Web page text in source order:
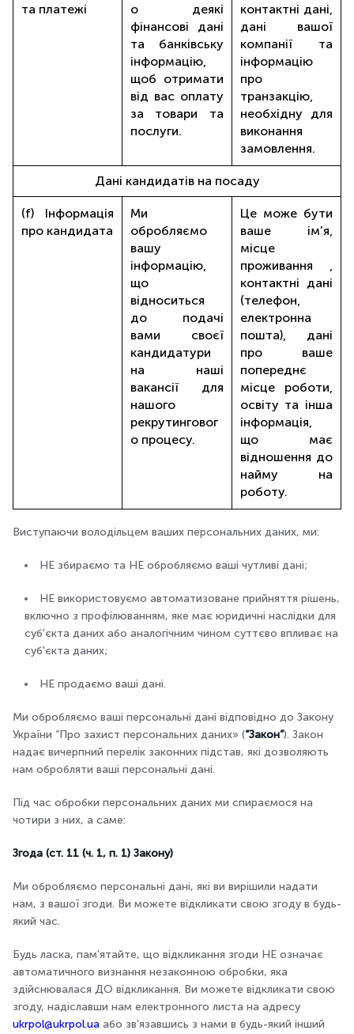
та платежі
о деякі
фінансові дані
та банківську
інформацію,
щоб отримати
від вас оплату
за товари та
послуги.
контактні дані,
дані вашої
компанії та
інформацію
про
транзакцію,
необхідну для
виконання
замовлення.
Дані кандидатів на посаду
(f) Інформація
про кандидата
Ми
обробляємо
вашу
інформацію,
що
відноситься
до подачі
вами своєї
кандидатури
на наші
вакансії для
нашого
рекрутинговог
о процесу.
Це може бути
ваше ім'я,
місце
проживання ,
контактні дані
(телефон,
електронна
пошта), дані
про ваше
попереднє
місце роботи,
освіту та інша
інформація,
що має
відношення до
найму на
роботу.
Виступаючи володільцем ваших персональних даних, ми:
НЕ збираємо та НЕ обробляємо ваші чутливі дані;
НЕ використовуємо автоматизоване прийняття рішень,
включно з профілюванням, яке має юридичні наслідки для
суб'єкта даних або аналогічним чином суттєво впливає на
суб'єкта даних;
НЕ продаємо ваші дані.
Ми обробляємо ваші персональні дані відповідно до Закону
України “Про захист персональних даних» (“Закон”). Закон
надає вичерпний перелік законних підстав, які дозволяють
нам обробляти ваші персональні дані.
Під час обробки персональних даних ми спираємося на
чотири з них, а саме:
Згода (ст. 11 (ч. 1, п. 1) Закону)
Ми обробляємо персональні дані, які ви вирішили надати
нам, з вашої згоди. Ви можете відкликати свою згоду в будь-
який час.
Будь ласка, пам'ятайте, що відкликання згоди НЕ означає
автоматичного визнання незаконною обробки, яка
здійснювалася ДО відкликання. Ви можете відкликати свою
згоду, надіславши нам електронного листа на адресу
ukrpol@ukrpol.ua або зв'язавшись з нами в будь-який інший